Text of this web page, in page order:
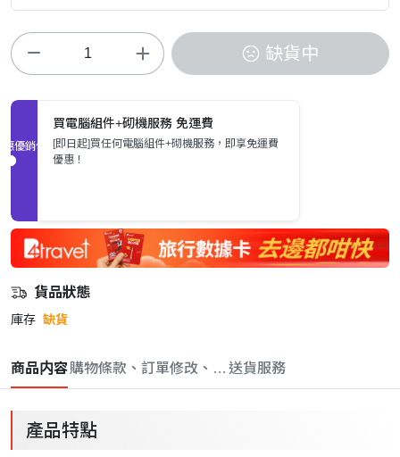
缺貨中
促銷優惠
買電腦組件+砌機服務 免運費
[即日起]買任何電腦組件+砌機服務，即享免運費
優惠！
貨品狀態
庫存 缺貨
商品内容購物條款、訂單修改、取消與退款政策
送貨服務
產品特點